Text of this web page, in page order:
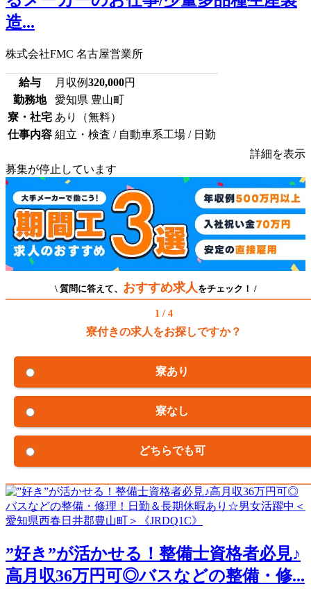
造...
株式会社FMC 名古屋営業所
給与 月収例320,000円
勤務地
愛知県 豊山町
寮・社宅 あり（無料）
仕事内容 組立・検査 / 自動車系工場 / 日勤
詳細を表示
募集が停止しています
\ 質問に答えて、 おすすめ求人 をチェック！ /
1 / 4
寮付きの求人をお探しですか？
寮あり
寮なし
どちらでも可
”好き”が活かせる！整備士資格者必見♪
高月収36万円可◎バスなどの整備・修...